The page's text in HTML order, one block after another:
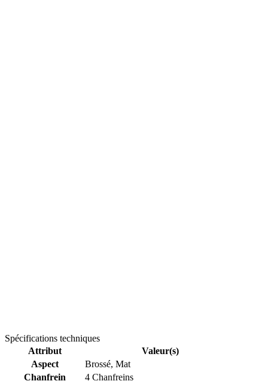
Spécifications techniques
Attribut
Valeur(s)
Aspect
Brossé, Mat
Chanfrein
4 Chanfreins